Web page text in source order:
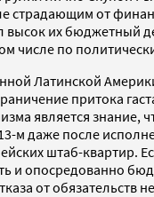
страдающим от
их бюджетный
числе по
Латинской
притока
является знание,
м даже после
штаб-квартир.
и опосредованно
от